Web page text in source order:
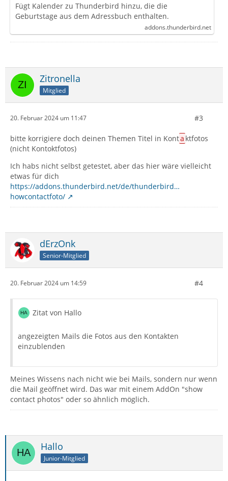
Fügt Kalender zu Thunderbird hinzu, die die
Geburtstage aus dem Adressbuch enthalten.
addons.thunderbird.net
Zitronella
Mitglied
20. Februar 2024 um 11:47 #3
bitte korrigiere doch deinen Themen Titel in Konta ktfotos
(nicht Kontoktfotos)
Ich habs nicht selbst getestet, aber das hier wäre vielleicht
etwas für dich
https://addons.thunderbird.net/de/thunderbird…
howcontactfoto/
dErzOnk
Senior-Mitglied
20. Februar 2024 um 14:59 #4
Zitat von Hallo
angezeigten Mails die Fotos aus den Kontakten
einzublenden
Meines Wissens nach nicht wie bei Mails, sondern nur wenn
die Mail geöffnet wird. Das war mit einem AddOn "show
contact photos" oder so ähnlich möglich.
Hallo
Junior-Mitglied